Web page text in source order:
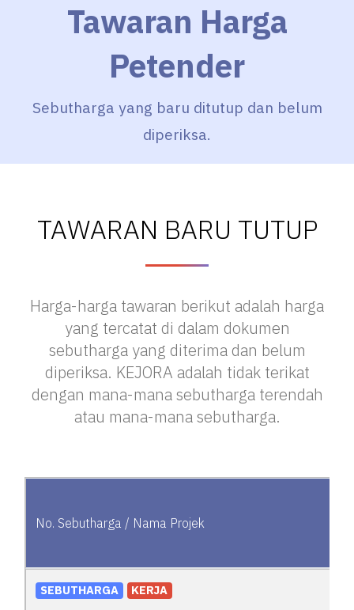
Tawaran Harga
Petender
Sebutharga yang baru ditutup dan belum
diperiksa.
TAWARAN BARU TUTUP
Harga-harga tawaran berikut adalah harga
yang tercatat di dalam dokumen
sebutharga yang diterima dan belum
diperiksa. KEJORA adalah tidak terikat
dengan mana-mana sebutharga terendah
atau mana-mana sebutharga.
No. Sebutharga / Nama Projek
No. Sebutharga / Nama Projek
SEBUTHARGA KERJA